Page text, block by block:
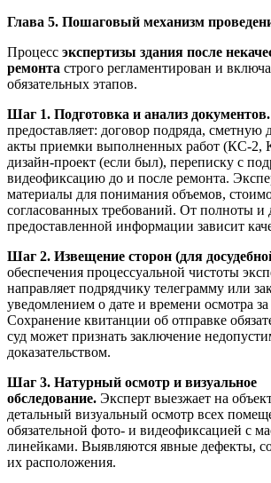
Глава 5. Пошаговый механизм
Процесс экспертизы здания после
ремонта строго регламентирован и
обязательных этапов.
Шаг 1. Подготовка и анализ документов.
предоставляет: договор подряда, сметную
акты приемки выполненных работ (КС-2,
дизайн-проект (если был), переписку с
видеофиксацию до и после ремонта.
материалы для понимания объемов,
согласованных требований. От полноты и
предоставленной информации зависит
Шаг 2. Извещение сторон (для
обеспечения процессуальной чистоты
направляет подрядчику телеграмму или
уведомлением о дате и времени осмотра
Сохранение квитанции об отправке
суд может признать заключение
доказательством.
Шаг 3. Натурный осмотр и визуальное
обследование. Эксперт выезжает на
детальный визуальный осмотр всех
обязательной фото- и видеофиксацией с
линейками. Выявляются явные дефекты,
их расположения.